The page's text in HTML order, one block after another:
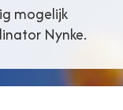
mogelijk
Nynke.